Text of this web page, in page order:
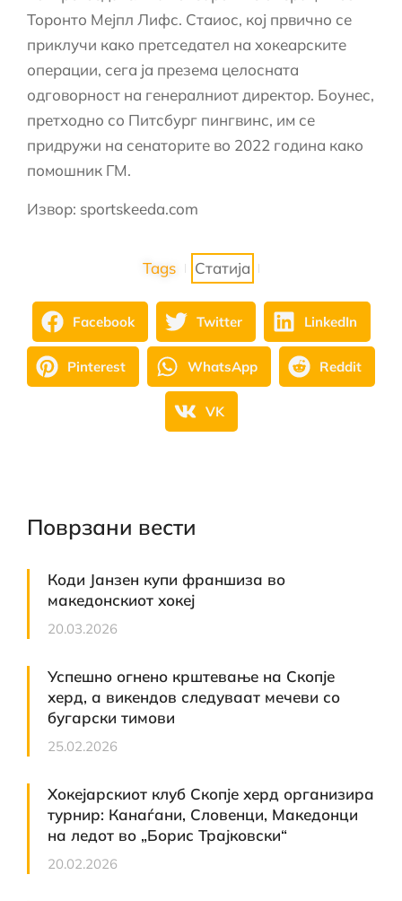
Торонто Мејпл Лифс. Стаиос, кој првично се
приклучи како претседател на хокеарските
операции, сега ја презема целосната
одговорност на генералниот директор. Боунес,
претходно со Питсбург пингвинс, им се
придружи на сенаторите во 2022 година како
помошник ГМ.
Извор: sportskeeda.com
Tags Статија
Facebook Twitter LinkedIn
Pinterest WhatsApp Reddit
VK
Поврзани вести
Коди Јанзен купи франшиза во
македонскиот хокеј
20.03.2026
Успешно огнено крштевање на Скопје
херд, а викендов следуваат мечеви со
бугарски тимови
25.02.2026
Хокејарскиот клуб Скопје херд организира
турнир: Канаѓани, Словенци, Македонци
на ледот во „Борис Трајковски“
20.02.2026